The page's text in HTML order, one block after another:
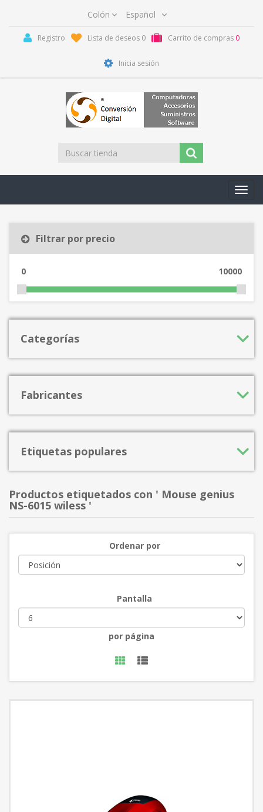
Registro Lista de deseos 0 Carrito de compras 0
Inicia sesión
Filtrar por precio
0 10000
Categorías
Fabricantes
Etiquetas populares
Productos etiquetados con ' Mouse genius
NS-6015 wiless '
Ordenar por
Pantalla
por página